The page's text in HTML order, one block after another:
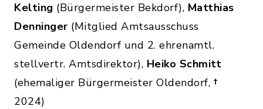
Kelting (Bürgermeister Bekdorf), Matthias
Denninger (Mitglied Amtsausschuss
Gemeinde Oldendorf und 2. ehrenamtl.
stellvertr. Amtsdirektor), Heiko Schmitt
(ehemaliger Bürgermeister Oldendorf, †
2024)